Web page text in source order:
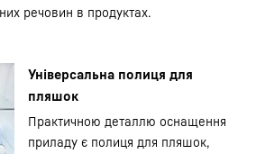
речовин в продуктах.
Універсальна полиця для
пляшок
Практичною деталлю оснащення
приладу є полиця для пляшок,